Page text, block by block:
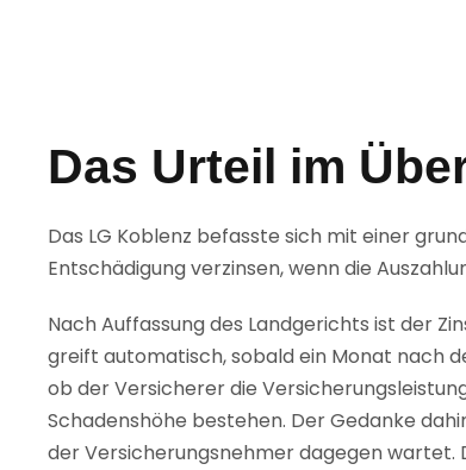
Das Urteil im
Das LG Koblenz befasste sich mit einer
Entschädigung verzinsen, wenn die
Nach Auffassung des Landgerichts ist der
greift automatisch, sobald ein Monat nach
ob der Versicherer die
Schadenshöhe bestehen. Der Gedanke
der Versicherungsnehmer dagegen